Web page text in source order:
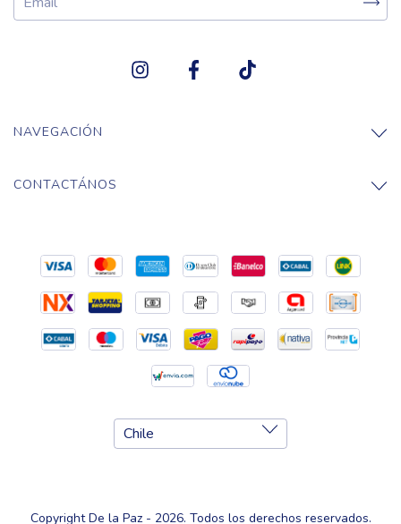
NAVEGACIÓN
CONTACTÁNOS
Copyright De la Paz - 2026. Todos los derechos reservados.